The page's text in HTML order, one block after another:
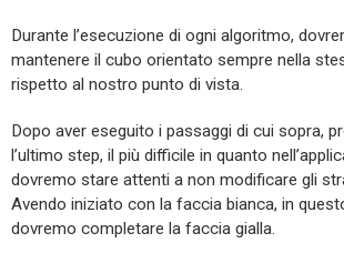
Durante l’esecuzione di ogni algoritmo,
mantenere il cubo orientato sempre nella
rispetto al nostro punto di vista.
Dopo aver eseguito i passaggi di cui sopra,
l’ultimo step, il più difficile in quanto
dovremo stare attenti a non modificare gli
Avendo iniziato con la faccia bianca, in
dovremo completare la faccia gialla.